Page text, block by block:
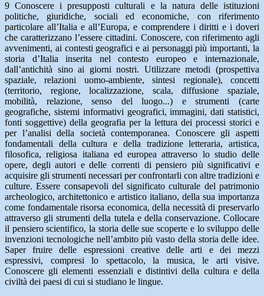
9 Conoscere i presupposti culturali e la natura delle istituzioni
politiche, giuridiche, sociali ed economiche, con riferimento
particolare all’Italia e all’Europa, e comprendere i diritti e i doveri
che caratterizzano l’essere cittadini. Conoscere, con riferimento agli
avvenimenti, ai contesti geografici e ai personaggi più importanti, la
storia d’Italia inserita nel contesto europeo e internazionale,
dall’antichità sino ai giorni nostri. Utilizzare metodi (prospettiva
spaziale, relazioni uomo-ambiente, sintesi regionale), concetti
(territorio, regione, localizzazione, scala, diffusione spaziale,
mobilità, relazione, senso del luogo...) e strumenti (carte
geografiche, sistemi informativi geografici, immagini, dati statistici,
fonti soggettive) della geografia per la lettura dei processi storici e
per l’analisi della società contemporanea. Conoscere gli aspetti
fondamentali della cultura e della tradizione letteraria, artistica,
filosofica, religiosa italiana ed europea attraverso lo studio delle
opere, degli autori e delle correnti di pensiero più significativi e
acquisire gli strumenti necessari per confrontarli con altre tradizioni e
culture. Essere consapevoli del significato culturale del patrimonio
archeologico, architettonico e artistico italiano, della sua importanza
come fondamentale risorsa economica, della necessità di preservarlo
attraverso gli strumenti della tutela e della conservazione. Collocare
il pensiero scientifico, la storia delle sue scoperte e lo sviluppo delle
invenzioni tecnologiche nell’ambito più vasto della storia delle idee.
Saper fruire delle espressioni creative delle arti e dei mezzi
espressivi, compresi lo spettacolo, la musica, le arti visive.
Conoscere gli elementi essenziali e distintivi della cultura e della
civiltà dei paesi di cui si studiano le lingue.